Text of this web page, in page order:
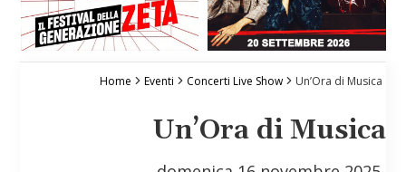
Home Eventi Concerti Live Show Un’Ora di Musica
Un’Ora di Musica